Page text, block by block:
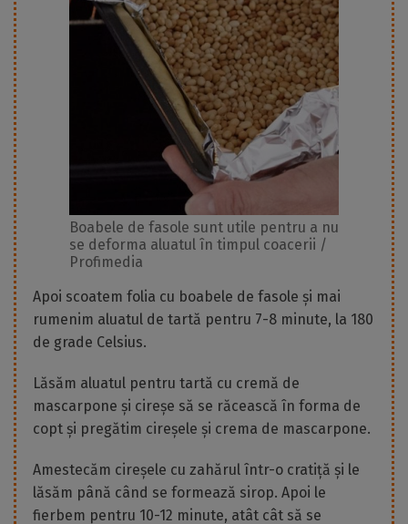
Boabele de fasole sunt utile pentru a nu
se deforma aluatul în timpul coacerii /
Profimedia
Apoi scoatem folia cu boabele de fasole și mai
rumenim aluatul de tartă pentru 7-8 minute, la 180
de grade Celsius.
Lăsăm aluatul pentru tartă cu cremă de
mascarpone și cireșe să se răcească în forma de
copt și pregătim cireșele și crema de mascarpone.
Amestecăm cireșele cu zahărul într-o cratiță și le
lăsăm până când se formează sirop. Apoi le
fierbem pentru 10-12 minute, atât cât să se